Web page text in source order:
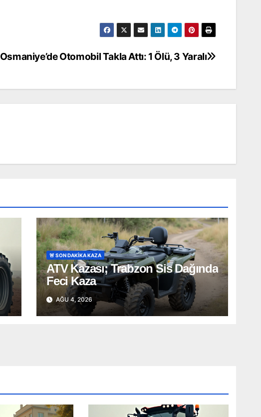
Osmaniye’de Otomobil Takla Attı: 1 Ölü, 3 Yaralı
🚨 SON DAKİKA KAZA
ATV Kazası; Trabzon Sis Dağında
Feci Kaza
AĞU 4, 2026